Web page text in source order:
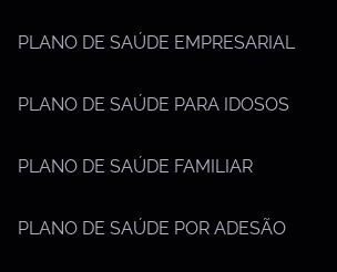
PLANO DE SAÚDE EMPRESARIAL
PLANO DE SAÚDE PARA IDOSOS
PLANO DE SAÚDE FAMILIAR
PLANO DE SAÚDE POR ADESÃO